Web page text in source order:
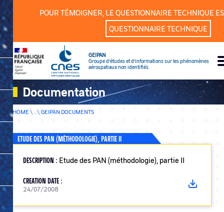
Cookies management panel
POUR TÉMOIGNER, LE QUESTIONNAIRE TECHNIQUE
QUESTIONNAIRE TECHNIQUE
GEIPAN
Groupe d’études et d’informations sur les phénomènes
aérospatiaux non identifiés.
Documentation
HOME \ .. \ GEIPAN DOCUMENTS
ETUDE DES PAN (MÉTHODOLOGIE), PARTIE II
DESCRIPTION : Etude des PAN (méthodologie), partie II
CREATION DATE :
24/07/2008